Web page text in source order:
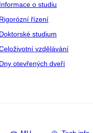
Informace o studiu
Rigorózní řízení
Doktorské studium
vzdělávání
Dny otevřených dveří